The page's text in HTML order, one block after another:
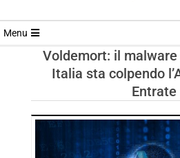
Menu
Voldemort: il
Italia sta colpendo
Entrate